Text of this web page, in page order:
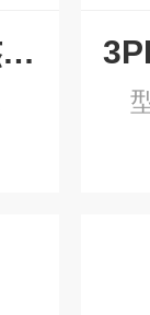
ZA4LS630-FN1（杰美特）汽轮机组系列滤芯